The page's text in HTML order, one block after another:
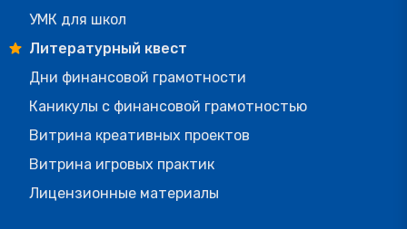
УМК для школ
Литературный квест
Дни финансовой грамотности
Каникулы с финансовой грамотностью
Витрина креативных проектов
Витрина игровых практик
Лицензионные материалы